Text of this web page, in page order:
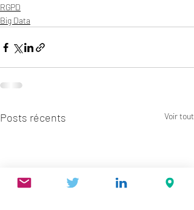
RGPD
Big Data
Posts récents Voir tout